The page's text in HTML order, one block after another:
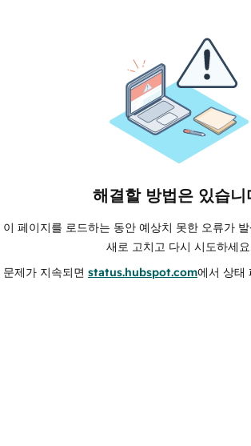
해결할 방법은 있습니
이 페이지를 로드하는 동안 예상치 못한 오류가
새로 고치고 다시 시도하세요.
문제가 지속되면 status.hubspot.com에서 상태